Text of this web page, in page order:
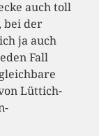
auch toll
bei der
ja auch
Fall
Lüttich-